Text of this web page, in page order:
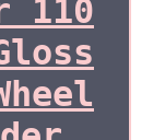
110